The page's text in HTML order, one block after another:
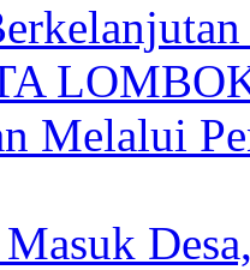
Melalui